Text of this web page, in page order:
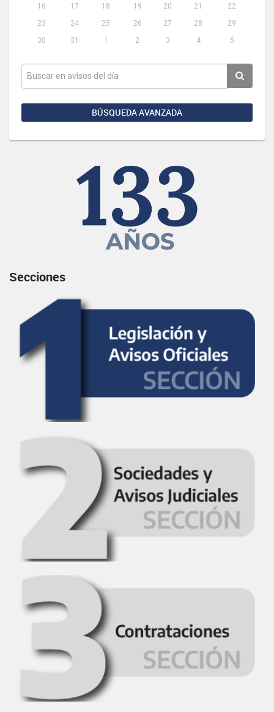
16
17 18 19 20 21
22
23
24 25 26 27 28
29
30
31 1 2 3 4 5
BÚSQUEDA AVANZADA
Secciones